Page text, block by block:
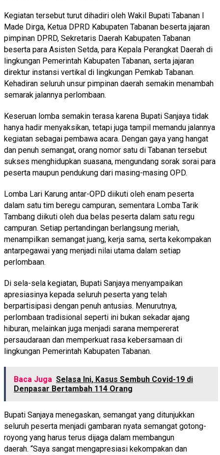
Kegiatan tersebut turut dihadiri oleh Wakil Bupati Tabanan I
Made Dirga, Ketua DPRD Kabupaten Tabanan beserta jajaran
pimpinan DPRD, Sekretaris Daerah Kabupaten Tabanan
beserta para Asisten Setda, para Kepala Perangkat Daerah di
lingkungan Pemerintah Kabupaten Tabanan, serta jajaran
direktur instansi vertikal di lingkungan Pemkab Tabanan.
Kehadiran seluruh unsur pimpinan daerah semakin menambah
semarak jalannya perlombaan.
Keseruan lomba semakin terasa karena Bupati Sanjaya tidak
hanya hadir menyaksikan, tetapi juga tampil memandu jalannya
kegiatan sebagai pembawa acara. Dengan gaya yang hangat
dan penuh semangat, orang nomor satu di Tabanan tersebut
sukses menghidupkan suasana, mengundang sorak sorai para
peserta maupun pendukung dari masing-masing OPD.
Lomba Lari Karung antar-OPD diikuti oleh enam peserta
dalam satu tim beregu campuran, sementara Lomba Tarik
Tambang diikuti oleh dua belas peserta dalam satu regu
campuran. Setiap pertandingan berlangsung meriah,
menampilkan semangat juang, kerja sama, serta kekompakan
antarpegawai yang menjadi nilai utama dalam setiap
perlombaan.
Di sela-sela kegiatan, Bupati Sanjaya menyampaikan
apresiasinya kepada seluruh peserta yang telah
berpartisipasi dengan penuh antusias. Menurutnya,
perlombaan tradisional seperti ini bukan sekadar ajang
hiburan, melainkan juga menjadi sarana mempererat
persaudaraan dan memperkuat rasa kebersamaan di
lingkungan Pemerintah Kabupaten Tabanan.
Baca Juga Selasa Ini, Kasus Sembuh Covid-19 di
Denpasar Bertambah 114 Orang
Bupati Sanjaya menegaskan, semangat yang ditunjukkan
seluruh peserta menjadi gambaran nyata semangat gotong-
royong yang harus terus dijaga dalam membangun
daerah. “Saya sangat mengapresiasi kekompakan dan